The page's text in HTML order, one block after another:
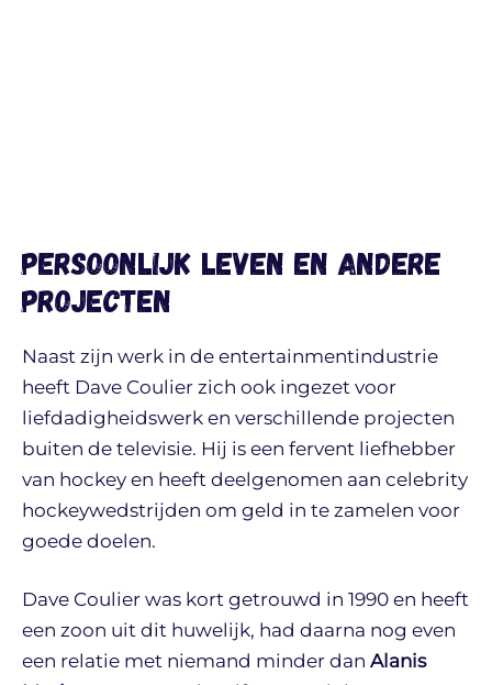
Persoonlijk leven en andere
projecten
Naast zijn werk in de entertainmentindustrie
heeft Dave Coulier zich ook ingezet voor
liefdadigheidswerk en verschillende projecten
buiten de televisie. Hij is een fervent liefhebber
van hockey en heeft deelgenomen aan celebrity
hockeywedstrijden om geld in te zamelen voor
goede doelen.
Dave Coulier was kort getrouwd in 1990 en heeft
een zoon uit dit huwelijk, had daarna nog even
een relatie met niemand minder dan Alanis